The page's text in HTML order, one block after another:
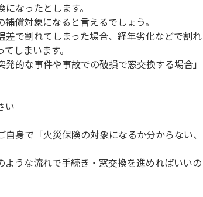
なったとします。
償対象になると言えるでしょう。
で割れてしまった場合、経年劣化などで割れ
しまいます。
的な事件や事故での破損で窓交換する場合」
い
身で「火災保険の対象になるか分からない、
うな流れで手続き・窓交換を進めればいいの